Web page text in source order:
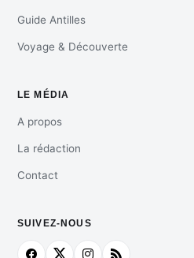
Guide Antilles
Voyage & Découverte
LE MÉDIA
A propos
La rédaction
Contact
SUIVEZ-NOUS